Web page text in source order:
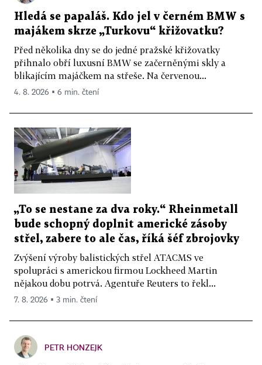
Hledá se papaláš. Kdo jel v černém BMW s
majákem skrze „Turkovu“ křižovatku?
Před několika dny se do jedné pražské křižovatky
přihnalo obří luxusní BMW se začerněnými skly a
blikajícím majáčkem na střeše. Na červenou...
4. 8. 2026 ▪ 6 min. čtení
„To se nestane za dva roky.“ Rheinmetall
bude schopný doplnit americké zásoby
střel, zabere to ale čas, říká šéf zbrojovky
Zvýšení výroby balistických střel ATACMS ve
spolupráci s americkou firmou Lockheed Martin
nějakou dobu potrvá. Agentuře Reuters to řekl...
7. 8. 2026 ▪ 3 min. čtení
PETR HONZEJK